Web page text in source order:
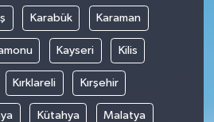
Karabük Karaman
Kayseri Kilis
Kırklareli Kırşehir
Kütahya Malatya